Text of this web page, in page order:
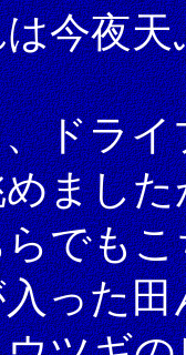
今夜
ドラ
ました
でも
った